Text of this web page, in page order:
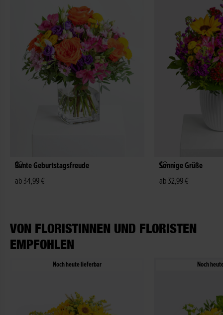
Bunte Geburtstagsfreude
ab 34,99 €
Sonnige Grüße
ab 32,99 €
VON FLORISTINNEN UND FLORISTEN
EMPFOHLEN
Noch heute lieferbar Noch